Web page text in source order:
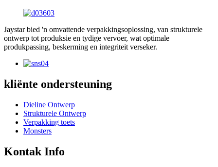
Jaystar bied 'n omvattende verpakkingsoplossing, van strukturele
ontwerp tot produksie en tydige vervoer, wat optimale
produkpassing, beskerming en integriteit verseker.
kliënte ondersteuning
Dieline Ontwerp
Strukturele Ontwerp
Verpakking toets
Monsters
Kontak Info